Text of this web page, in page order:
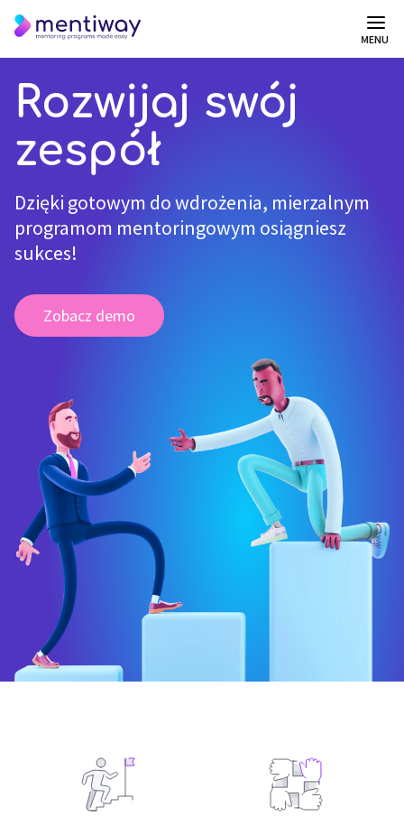
MENU
Rozwijaj swój
zespół
Dzięki gotowym do wdrożenia, mierzalnym
programom mentoringowym osiągniesz
sukces!
Zobacz demo